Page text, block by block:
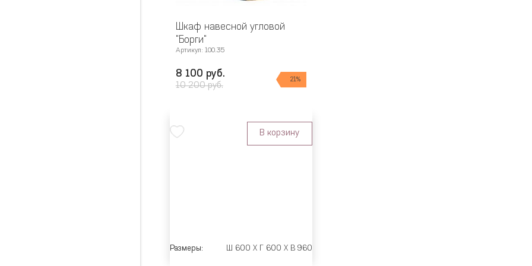
Шкаф навесной угловой
"Борги"
Артикул: 100.35
8 100 руб.
10 200 руб.
21%
В корзину
Размеры: Ш 600 X Г 600 X В 960